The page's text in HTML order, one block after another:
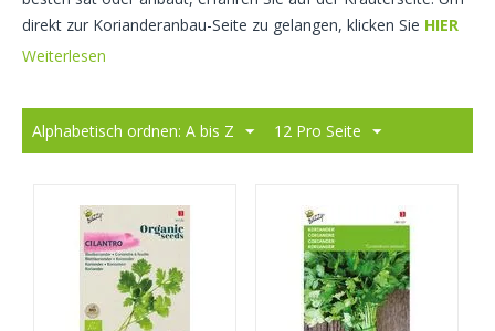
direkt zur Korianderanbau-Seite zu gelangen, klicken Sie HIER
Weiterlesen
Alphabetisch ordnen: A bis Z 12 Pro Seite